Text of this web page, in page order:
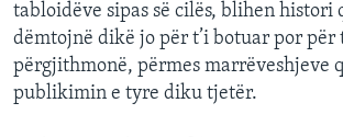
tabloidëve sipas së cilës, blihen histori
dëmtojnë dikë jo për t’i botuar por për
përgjithmonë, përmes marrëveshjeve
publikimin e tyre diku tjetër.